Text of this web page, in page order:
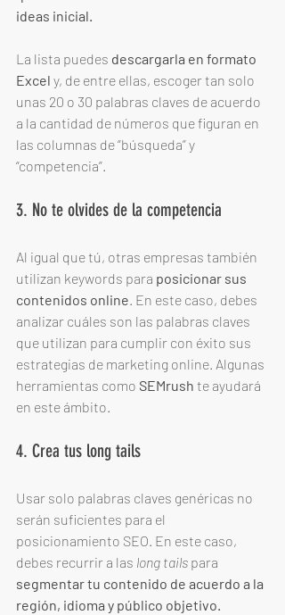
ideas inicial.
La lista puedes descargarla en formato
Excel y, de entre ellas, escoger tan solo
unas 20 o 30 palabras claves de acuerdo
a la cantidad de números que figuran en
las columnas de “búsqueda” y
“competencia”.
3. No te olvides de la competencia
Al igual que tú, otras empresas también
utilizan keywords para posicionar sus
contenidos online. En este caso, debes
analizar cuáles son las palabras claves
que utilizan para cumplir con éxito sus
estrategias de marketing online. Algunas
herramientas como SEMrush te ayudará
en este ámbito.
4. Crea tus long tails
Usar solo palabras claves genéricas no
serán suficientes para el
posicionamiento SEO. En este caso,
debes recurrir a las long tails para
segmentar tu contenido de acuerdo a la
región, idioma y público objetivo.